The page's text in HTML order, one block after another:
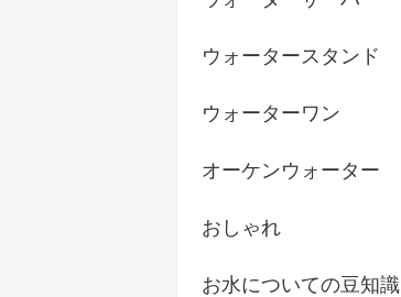
ウォータースタンド
ウォーターワン
オーケンウォーター
おしゃれ
お水についての豆知識